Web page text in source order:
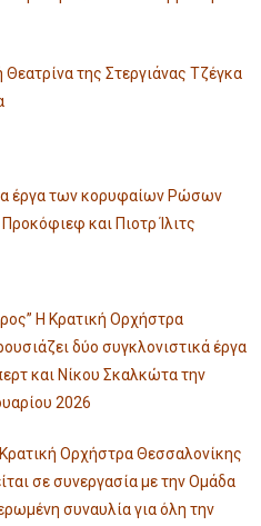
της Στεργιάνας Τζέγκα
έργα των κορυφαίων Ρώσων
και Πιοτρ Ίλιτς
Η Κρατική Ορχήστρα
δύο συγκλονιστικά έργα
και Νίκου Σκαλκώτα την
2026
Ορχήστρα Θεσσαλονίκης
σε συνεργασία με την Ομάδα
συναυλία για όλη την